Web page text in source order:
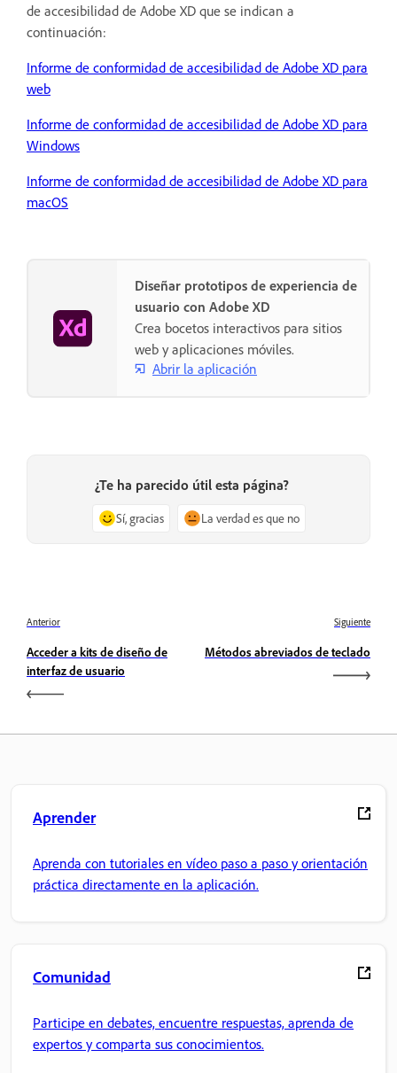
de accesibilidad de Adobe XD que se indican a
continuación:
Informe de conformidad de accesibilidad de Adobe XD para
web
Informe de conformidad de accesibilidad de Adobe XD para
Windows
Informe de conformidad de accesibilidad de Adobe XD para
macOS
Diseñar prototipos de experiencia de
usuario con Adobe XD
Crea bocetos interactivos para sitios
web y aplicaciones móviles.
Abrir la aplicación
¿Te ha parecido útil esta página?
Sí, gracias La verdad es que no
Anterior
Acceder a kits de diseño de
interfaz de usuario
Siguiente
Métodos abreviados de teclado
Aprender
Aprenda con tutoriales en vídeo paso a paso y orientación
práctica directamente en la aplicación.
Comunidad
Participe en debates, encuentre respuestas, aprenda de
expertos y comparta sus conocimientos.